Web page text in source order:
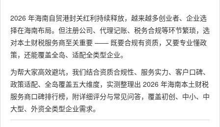
2026 年海南自贸港封关红利持续释放，越来越多创业者、企业选
择在海南布局。但注册公司、代理记账、税务合规等环节繁琐，选
对本土财税服务商至关重要 —— 既要合规有资质，又要专业懂政
策，还能覆盖全岛、适配全类型企业。
为帮大家高效避坑，我们结合资质合规性、服务实力、客户口碑、
政策适配、全岛覆盖五大维度，实测整理出 2026 年海南本土财税
服务商口碑排行榜，附详细评分与常见问答，覆盖初创、中小、中
大型、外资全类型企业需求。